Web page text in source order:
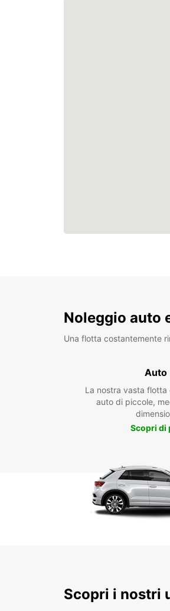
Noleggio auto
Una flotta costantemente
Auto
La nostra vasta flotta
auto di piccole,
Scopri di
Scopri i nostri